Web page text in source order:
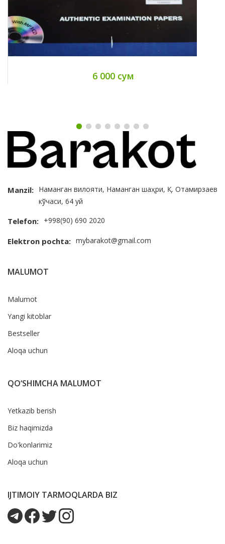
6 000 сум
Manzil: Наманган вилояти, Наманган шаҳри, Қ. Отамирзаев
кўчаси, 64 уй
Telefon: +998(90) 690 2020
Elektron pochta: mybarakot@gmail.com
MALUMOT
Malumot
Yangi kitoblar
Bestseller
Aloqa uchun
QO‘SHIMCHA MALUMOT
Yetkazib berish
Biz haqimizda
Do'konlarimiz
Aloqa uchun
IJTIMOIY TARMOQLARDA BIZ